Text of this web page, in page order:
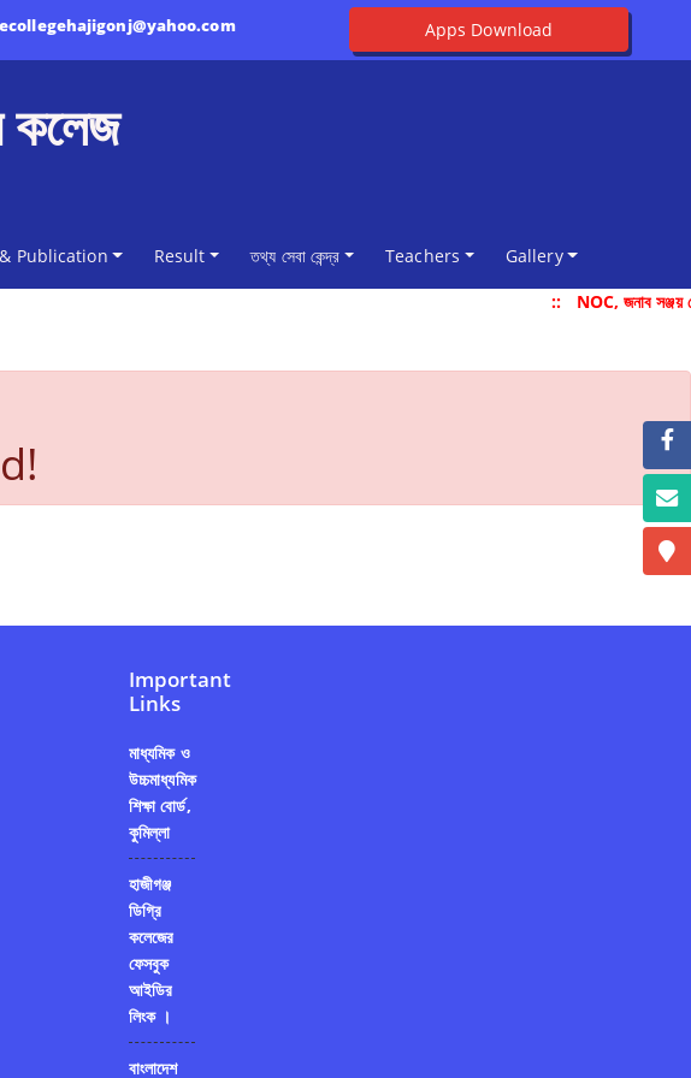
Apps Download
কলেজ
Publication Result তথ্য সেবা কেন্দ্র Teachers
Gallery
::
NOC, জনাব সঞ্জয়
Important
Links
মাধ্যমিক ও
উচ্চমাধ্যমিক
শিক্ষা বোর্ড,
কুমিল্লা
হাজীগঞ্জ
ডিগ্রি
কলেজের
ফেসবুক
আইডির
লিংক ।
বাংলাদেশ